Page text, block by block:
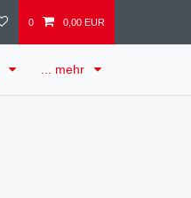
0 0,00 EUR
... mehr